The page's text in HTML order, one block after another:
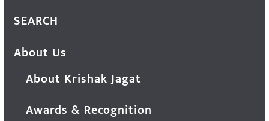
SEARCH
About Us
About Krishak Jagat
Awards & Recognition